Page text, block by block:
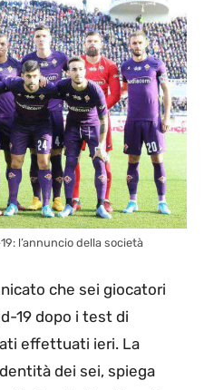
l’annuncio della società
che sei giocatori
19 dopo i test di
effettuati ieri. La
dei sei, spiega